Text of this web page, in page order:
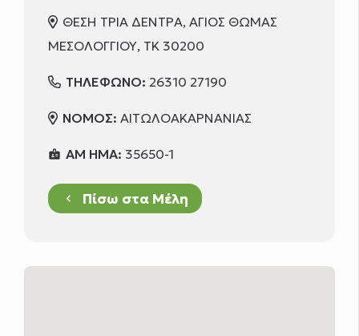
ΘΕΣΗ ΤΡΙΑ ΔΕΝΤΡΑ, ΑΓΙΟΣ ΘΩΜΑΣ
ΜΕΣΟΛΟΓΓΙΟΥ, ΤΚ 30200
ΤΗΛΕΦΩΝΟ: 26310 27190
ΝΟΜΟΣ:ΑΙΤΩΛΟΑΚΑΡΝΑΝΙΑΣ
badge ΑΜ ΗΜΑ: 35650-1
keyboard_arrow_left Πίσω στα Μέλη